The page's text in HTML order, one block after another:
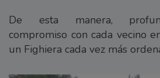
De esta manera,
compromiso con cada vecino
un Fighiera cada vez más